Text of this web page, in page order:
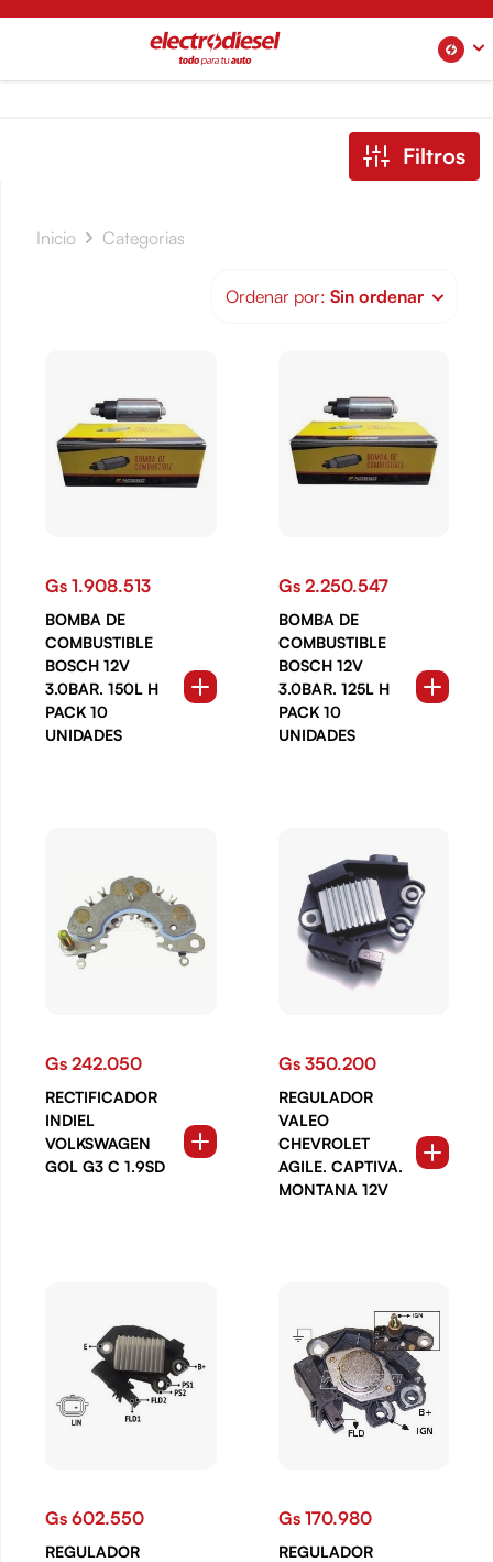
Filtros
Inicio Categorias
Ordenar por: Sin ordenar
Gs 1.908.513
BOMBA DE
COMBUSTIBLE
BOSCH 12V
3.0BAR. 150L H
PACK 10
UNIDADES
Gs 2.250.547
BOMBA DE
COMBUSTIBLE
BOSCH 12V
3.0BAR. 125L H
PACK 10
UNIDADES
Gs 242.050
RECTIFICADOR
INDIEL
VOLKSWAGEN
GOL G3 C 1.9SD
Gs 350.200
REGULADOR
VALEO
CHEVROLET
AGILE. CAPTIVA.
MONTANA 12V
Gs 602.550
REGULADOR
Gs 170.980
REGULADOR